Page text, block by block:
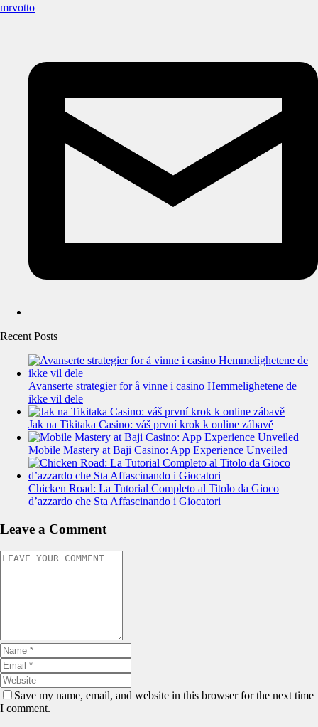
mrvotto
Recent Posts
Avanserte strategier for å vinne i casino Hemmelighetene de
ikke vil dele
Jak na Tikitaka Casino: váš první krok k online zábavě
Mobile Mastery at Baji Casino: App Experience Unveiled
Chicken Road: La Tutorial Completo al Titolo da Gioco
d’azzardo che Sta Affascinando i Giocatori
Leave a Comment
Save my name, email, and website in this browser for the next time
I comment.